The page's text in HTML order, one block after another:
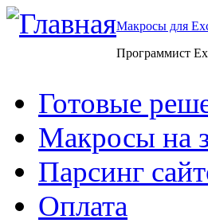
Макросы для
Программист
Готовые
Макросы на
Парсинг
Оплата